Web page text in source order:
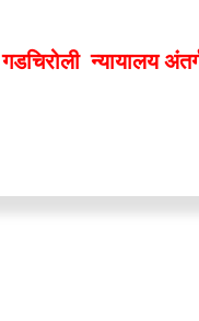
गडचिरोली न्यायालय